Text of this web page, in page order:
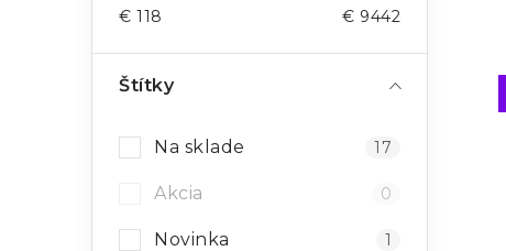
€ 118 € 9442
Štítky
Na sklade 17
Akcia 0
Novinka 1